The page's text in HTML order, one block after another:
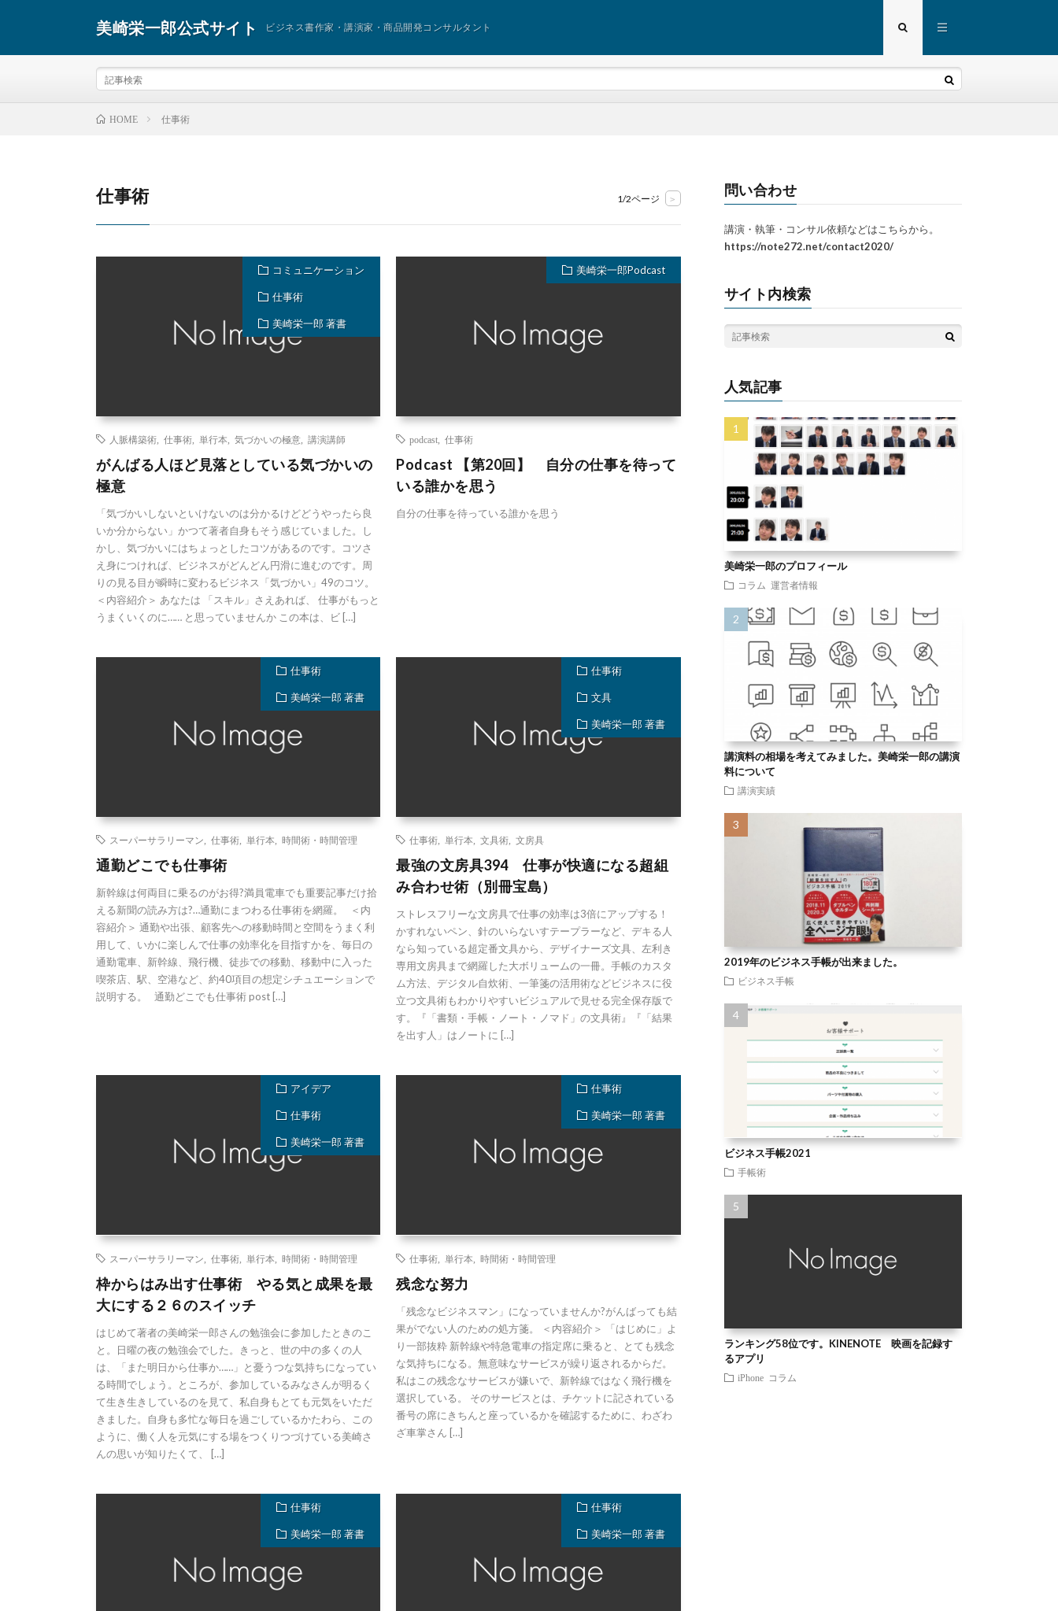
美崎栄一郎公式サイト ビジネス書作家・講演家・商品開発コンサルタント
HOME 仕事術
仕事術 1/2ページ >
コミュニケーション
仕事術
美崎栄一郎 著書
人脈構築術 仕事術 単行本 気づかいの極意 講演講師
がんばる人ほど見落としている気づかいの
極意
「気づかいしないといけないのは分かるけどどうやったら良
いか分からない」かつて著者自身もそう感じていました。し
かし、気づかいにはちょっとしたコツがあるのです。コツさ
え身につければ、ビジネスがどんどん円滑に進むのです。周
りの見る目が瞬時に変わるビジネス「気づかい」49のコツ。
＜内容紹介＞ あなたは 「スキル」さえあれば、 仕事がもっと
うまくいくのに…… と思っていませんか この本は、ビ […]
美崎栄一郎Podcast
podcast ,仕事術
Podcast 【第20回】 自分の仕事を待って
いる誰かを思う
自分の仕事を待っている誰かを思う
仕事術
美崎栄一郎 著書
スーパーサラリーマン 仕事術 単行本 時間術・時間管理
通勤どこでも仕事術
新幹線は何両目に乗るのがお得?満員電車でも重要記事だけ拾
える新聞の読み方は?…通勤にまつわる仕事術を網羅。 ＜内
容紹介＞ 通勤や出張、顧客先への移動時間と空間をうまく利
用して、いかに楽しんで仕事の効率化を目指すかを、毎日の
通勤電車、新幹線、飛行機、徒歩での移動、移動中に入った
喫茶店、駅、空港など、約40項目の想定シチュエーションで
説明する。 通勤どこでも仕事術 post […]
仕事術
文具
美崎栄一郎 著書
仕事術 単行本 ,文具術 ,文房具
最強の文房具394 仕事が快適になる超組
み合わせ術（別冊宝島）
ストレスフリーな文房具で仕事の効率は3倍にアップする！
かすれないペン、針のいらないすテープラーなど、デキる人
なら知っている超定番文具から、デザイナーズ文具、左利き
専用文房具まで網羅した大ボリュームの一冊。手帳のカスタ
ム方法、デジタル自炊術、一筆箋の活用術などビジネスに役
立つ文具術もわかりやすいビジュアルで見せる完全保存版で
す。『「書類・手帳・ノート・ノマド」の文具術』『「結果
を出す人」はノートに […]
アイデア
仕事術
美崎栄一郎 著書
スーパーサラリーマン 仕事術 単行本 時間術・時間管理
枠からはみ出す仕事術 やる気と成果を最
大にする２６のスイッチ
はじめて著者の美崎栄一郎さんの勉強会に参加したときのこ
と。日曜の夜の勉強会でした。きっと、世の中の多くの人
は、「また明日から仕事か……」と憂うつな気持ちになってい
る時間でしょう。ところが、参加しているみなさんが明るく
て生き生きしているのを見て、私自身もとても元気をいただ
きました。自身も多忙な毎日を過ごしているかたわら、この
ように、働く人を元気にする場をつくりつづけている美崎さ
んの思いが知りたくて、 […]
仕事術
美崎栄一郎 著書
仕事術 単行本 ,時間術・時間管理
残念な努力
「残念なビジネスマン」になっていませんか?がんばっても結
果がでない人のための処方箋。 ＜内容紹介＞ 「はじめに」よ
り一部抜粋 新幹線や特急電車の指定席に乗ると、とても残念
な気持ちになる。無意味なサービスが繰り返されるからだ。
私はこの残念なサービスが嫌いで、新幹線ではなく飛行機を
選択している。 そのサービスとは、チケットに記されている
番号の席にきちんと座っているかを確認するために、わざわ
ざ車掌さん […]
仕事術
美崎栄一郎 著書
仕事術
美崎栄一郎 著書
問い合わせ
講演・執筆・コンサル依頼などはこちらから。
https://note272.net/contact2020/
サイト内検索
人気記事
美崎栄一郎のプロフィール
コラム 運営者情報
講演料の相場を考えてみました。美崎栄一郎の講演
料について
講演実績
2019年のビジネス手帳が出来ました。
ビジネス手帳
ビジネス手帳2021
手帳術
ランキング58位です。KINENOTE 映画を記録す
るアプリ
iPhone コラム